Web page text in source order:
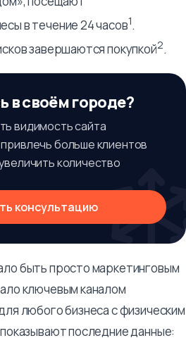
в течение 24 часов1.
завершаются покупкой2.
в своём городе?
видимость сайта
больше клиентов
количество
консультацию
быть просто маркетинговым
ключевым каналом
любого бизнеса с физическим
последние данные: